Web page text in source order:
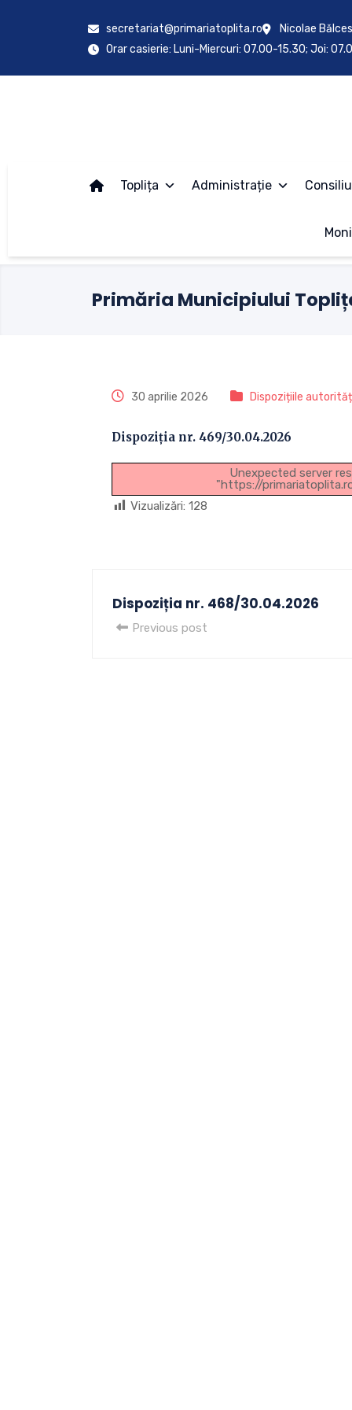
secretariat@primariatoplita.ro
Nicolae
Orar casierie: Luni-Miercuri: 07.00-15.30; Joi:
Toplița Administrație
Primăria Municipiului
30 aprilie 2026 Dispozițiile
Dispoziția nr. 469/30.04.2026
Unexpected server
"https://
Vizualizări: 128
Dispoziția nr. 468/30.04.2026
Previous post